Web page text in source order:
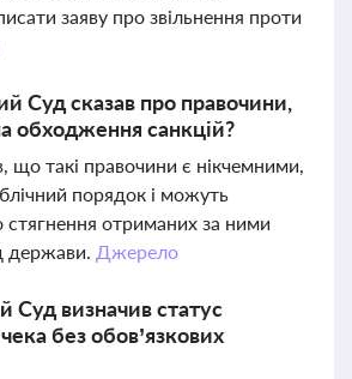
заяву про звільнення проти
Суд сказав про правочини,
обходження санкцій?
що такі правочини є нікчемними,
порядок і можуть
стягнення отриманих за ними
держави. Джерело
Суд визначив статус
без обов’язкових